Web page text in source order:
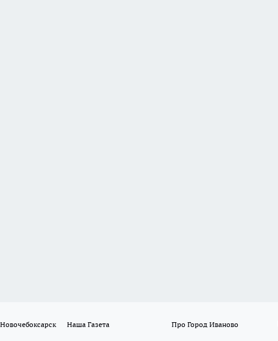
Наша Газета Про Город Иваново